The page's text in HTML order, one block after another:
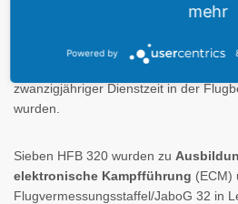
insgesamt 45 gebauten HFB 320
stationiert war. Eine der im
320 Hansa gehört zu diesen
zwanzigjähriger Dienstzeit in der
wurden.
Sieben HFB 320 wurden zu
elektronische Kampfführung (ECM)
Flugvermessungsstaffel/JaboG 32 in
mehr
Powered by